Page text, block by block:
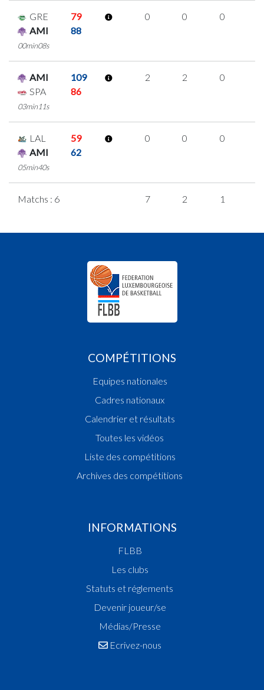
GRE
79
AMI
88
00min08s
0 0 0
AMI
109
SPA
86
03min11s
2 2 0
LAL
59
AMI
62
05min40s
0 0 0
Matchs : 6 7 2 1
COMPÉTITIONS
Equipes nationales
Cadres nationaux
Calendrier et résultats
Toutes les vidéos
Liste des compétitions
Archives des compétitions
INFORMATIONS
FLBB
Les clubs
Statuts et réglements
Devenir joueur/se
Médias/Presse
Ecrivez-nous